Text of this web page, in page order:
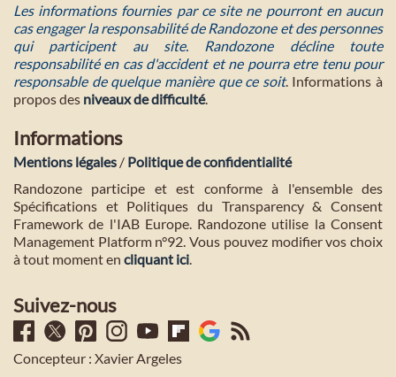
Les informations fournies par ce site ne pourront en aucun
cas engager la responsabilité de Randozone et des personnes
qui participent au site. Randozone décline toute
responsabilité en cas d'accident et ne pourra etre tenu pour
responsable de quelque manière que ce soit. Informations à
propos des niveaux de difficulté.
Informations
Mentions légales / Politique de confidentialité
Randozone participe et est conforme à l'ensemble des
Spécifications et Politiques du Transparency & Consent
Framework de l'IAB Europe. Randozone utilise la Consent
Management Platform n°92. Vous pouvez modifier vos choix
à tout moment en cliquant ici.
Suivez-nous
Concepteur : Xavier Argeles